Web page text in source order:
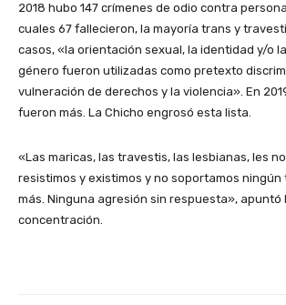
2018 hubo 147 crímenes de odio contra
cuales 67 fallecieron, la mayoría trans y
casos, «la orientación sexual, la identidad y/o
género fueron utilizadas como pretexto
vulneración de derechos y la violencia». En
fueron más. La Chicho engrosó esta lista.
«Las maricas, las travestis, las lesbianas, les
resistimos y existimos y no soportamos ningún
más. Ninguna agresión sin respuesta», apuntó
concentración.